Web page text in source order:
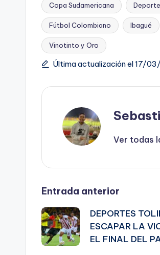
Etiquetas:
Copa Sudamericana
Fútbol Colombiano Ibagué
Vinotinto y Oro
Última actualización el 17/
Ver todas
Navegación
de
entradas
Entrada anterior
DEPORTES
ESCAPAR LA
EL FINAL DEL